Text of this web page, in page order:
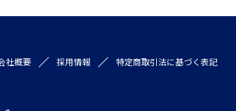
社概要 採用情報 特定商取引法に基づく表記